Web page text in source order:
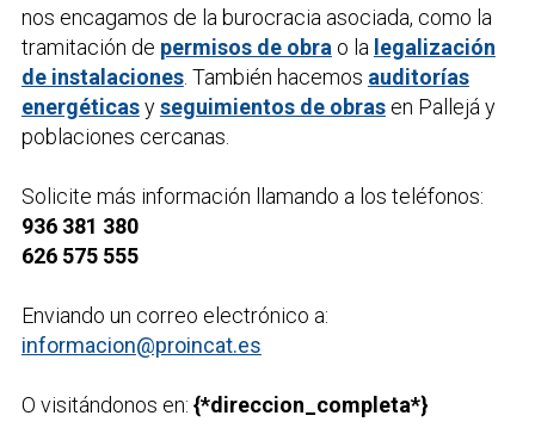
nos encagamos de la burocracia asociada, como la
tramitación de permisos de obra o la legalización
de instalaciones. También hacemos auditorías
energéticasyseguimientos de obrasen Pallejá y
poblaciones cercanas.
Solicite más información llamando a los teléfonos:
936 381 380
626 575 555
Enviando un correo electrónico a:
informacion@proincat.es
O visitándonos en: {*direccion_completa*}